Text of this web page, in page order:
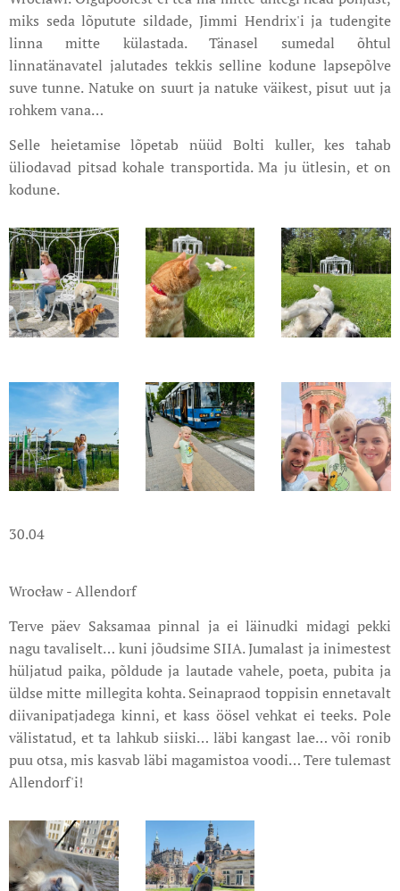
miks seda lõputute sildade, Jimmi Hendrix'i ja tudengite
linna mitte külastada. Tänasel sumedal õhtul
linnatänavatel jalutades tekkis selline kodune lapsepõlve
suve tunne. Natuke on suurt ja natuke väikest, pisut uut ja
rohkem vana…
Selle heietamise lõpetab nüüd Bolti kuller, kes tahab
üliodavad pitsad kohale transportida. Ma ju ütlesin, et on
kodune.
30.04
Wrocław - Allendorf
Terve päev Saksamaa pinnal ja ei läinudki midagi pekki
nagu tavaliselt… kuni jõudsime SIIA. Jumalast ja inimestest
hüljatud paika, põldude ja lautade vahele, poeta, pubita ja
üldse mitte millegita kohta. Seinapraod toppisin ennetavalt
diivanipatjadega kinni, et kass öösel vehkat ei teeks. Pole
välistatud, et ta lahkub siiski… läbi kangast lae… või ronib
puu otsa, mis kasvab läbi magamistoa voodi… Tere tulemast
Allendorf'i!